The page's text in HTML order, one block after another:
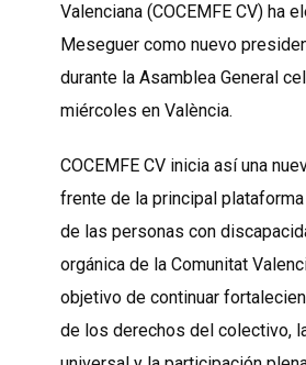
Valenciana (COCEMFE CV) ha
Meseguer como nuevo
durante la Asamblea General
miércoles en València.
COCEMFE CV inicia así una
frente de la principal
de las personas con
orgánica de la Comunitat
objetivo de continuar
de los derechos del colectivo,